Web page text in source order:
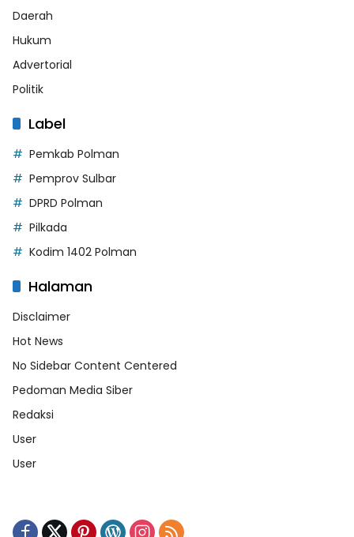
Daerah
Hukum
Advertorial
Politik
Label
Pemkab Polman
Pemprov Sulbar
DPRD Polman
Pilkada
Kodim 1402 Polman
Halaman
Disclaimer
Hot News
No Sidebar Content Centered
Pedoman Media Siber
Redaksi
User
User